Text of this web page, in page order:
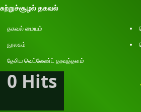
சுற்றுச்சூழல் தகவல்
தகவல் மையம்
நூலகம்
தேசிய வெட்லேண்ட் தரவுத்தளம்
0 Hits